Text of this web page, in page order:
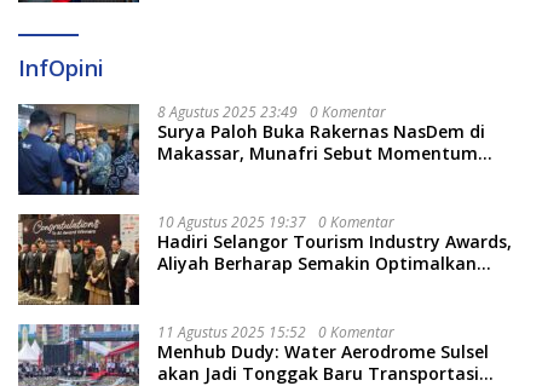
InfOpini
8 Agustus 2025 23:49 0 Komentar
Surya Paloh Buka Rakernas NasDem di
Makassar, Munafri Sebut Momentum
10 Agustus 2025 19:37 0 Komentar
Hadiri Selangor Tourism Industry Awards,
Aliyah Berharap Semakin Optimalkan
11 Agustus 2025 15:52 0 Komentar
Menhub Dudy: Water Aerodrome Sulsel
akan Jadi Tonggak Baru Transportasi